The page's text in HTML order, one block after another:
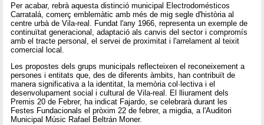
Per acabar, rebrà aquesta distinció municipal Electrodomésticos
Carratalá, comerç emblemàtic amb més de mig segle d'història al
centre urbà de Vila-real. Fundat l'any 1966, representa un exemple de
continuïtat generacional, adaptació als canvis del sector i compromís
amb el tracte personal, el servei de proximitat i l'arrelament al teixit
comercial local.
Les propostes dels grups municipals reflecteixen el reconeixement a
persones i entitats que, des de diferents àmbits, han contribuït de
manera significativa a la identitat, la memòria col·lectiva i el
desenvolupament social i cultural de Vila-real. El lliurament dels
Premis 20 de Febrer, ha indicat Fajardo, se celebrarà durant les
Festes Fundacionals el pròxim 22 de febrer, a migdia, a l'Auditori
Municipal Músic Rafael Beltrán Moner.